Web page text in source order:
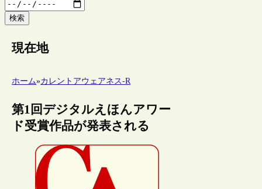
検索
現在地
ホーム»カレントアウェアネス-R
第1回デジタルえほんアワー
ド受賞作品が発表される